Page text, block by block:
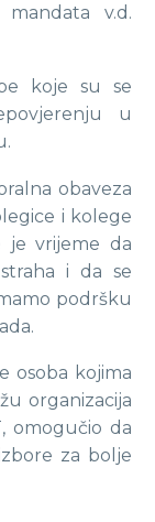
v.d.
koje su se
u
obaveza
i kolege
je vrijeme da
i da se
podršku
osoba kojima
organizacija
omogučio da
za bolje